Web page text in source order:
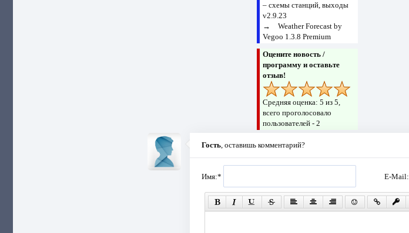
– схемы станций, выходы
v2.9.23
→ Weather Forecast by
Vegoo 1.3.8 Premium
Оцените новость /
программу и оставьте
отзыв!
Средняя оценка: 5 из 5,
всего проголосовало
пользователей - 2
Гость, оставишь комментарий?
Имя:* E-Mail: